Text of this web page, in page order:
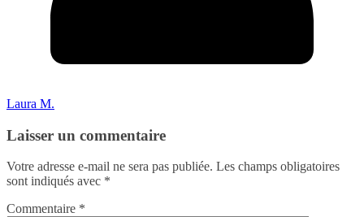
Laura M.
Laisser un commentaire
Votre adresse e-mail ne sera pas publiée. Les champs obligatoires
sont indiqués avec *
Commentaire *